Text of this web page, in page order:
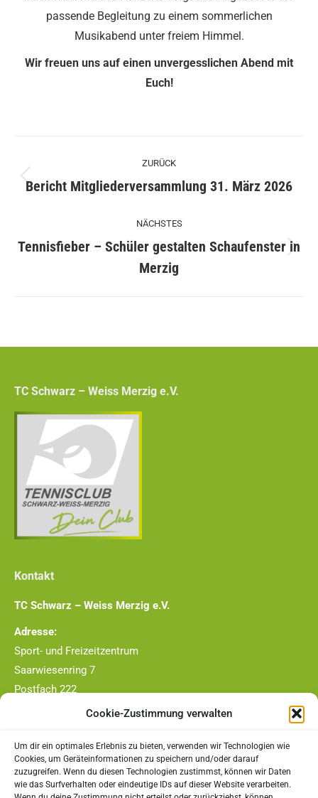
Cookie-Zustimmung verwalten
Um dir ein optimales Erlebnis zu bieten, verwenden wir Technologien wie
Cookies, um Geräteinformationen zu speichern und/oder darauf
zuzugreifen. Wenn du diesen Technologien zustimmst, können wir Daten
wie das Surfverhalten oder eindeutige IDs auf dieser Website verarbeiten.
passende Begleitung zu einem sommerlichen
Musikabend unter freiem Himmel.
Wir freuen uns auf einen unvergesslichen Abend mit
Euch!
Kommentarnavigation
ZURÜCK
Vorheriger
Bericht Mitgliederversammlung 31. März 2026
NÄCHSTES
Nächster
Beitrag:
Tennisfieber – Schüler gestalten Schaufenster in
Merzig
TC Schwarz – Weiss Merzig e.V.
Kontakt
TC Schwarz – Weiss Merzig e.V.
Adresse:
Sport- und Freizeitzentrum
Saarwiesenring 7
Postfach 222
0177/4409790
E-Mail: